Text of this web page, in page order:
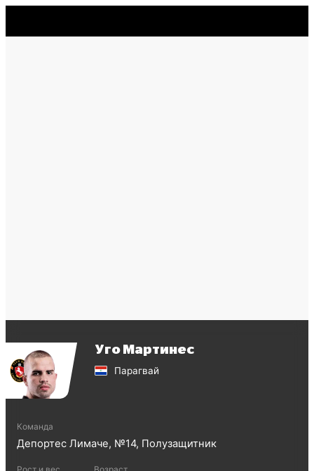
Уго Мартинес
Парагвай
Команда
Депортес Лимаче, №14, Полузащитник